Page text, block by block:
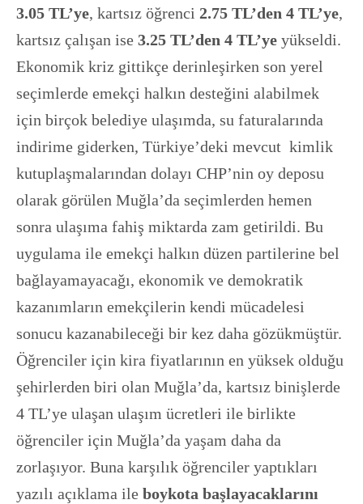
3.05 TL’ye, kartsız öğrenci 2.75 TL’den 4 TL’ye,
kartsız çalışan ise 3.25 TL’den 4 TL’ye yükseldi.
Ekonomik kriz gittikçe derinleşirken son yerel
seçimlerde emekçi halkın desteğini alabilmek
için birçok belediye ulaşımda, su faturalarında
indirime giderken, Türkiye’deki mevcut kimlik
kutuplaşmalarından dolayı CHP’nin oy deposu
olarak görülen Muğla’da seçimlerden hemen
sonra ulaşıma fahiş miktarda zam getirildi. Bu
uygulama ile emekçi halkın düzen partilerine bel
bağlayamayacağı, ekonomik ve demokratik
kazanımların emekçilerin kendi mücadelesi
sonucu kazanabileceği bir kez daha gözükmüştür.
Öğrenciler için kira fiyatlarının en yüksek olduğu
şehirlerden biri olan Muğla’da, kartsız binişlerde
4 TL’ye ulaşan ulaşım ücretleri ile birlikte
öğrenciler için Muğla’da yaşam daha da
zorlaşıyor. Buna karşılık öğrenciler yaptıkları
yazılı açıklama ile boykota başlayacaklarını